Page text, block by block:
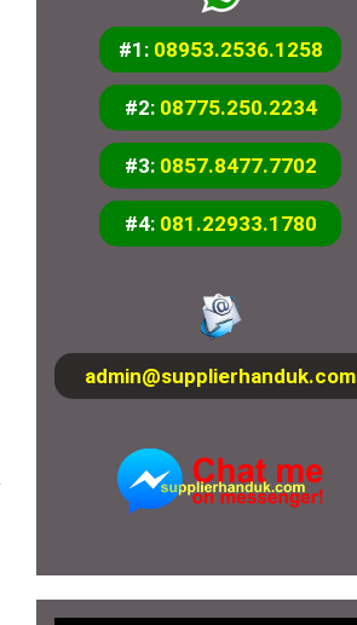
#1: 08953.2536.1258
#2: 08775.250.2234
#3: 0857.8477.7702
#4: 081.22933.1780
admin@supplierhanduk.com